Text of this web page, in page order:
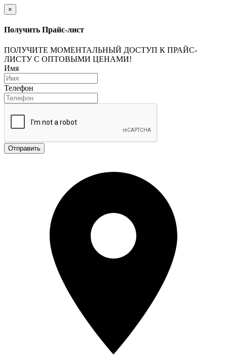
×
Получить Прайс-лист
ПОЛУЧИТЕ МОМЕНТАЛЬНЫЙ ДОСТУП К ПРАЙС-
ЛИСТУ С ОПТОВЫМИ ЦЕНАМИ!
Имя
Телефон
Отправить